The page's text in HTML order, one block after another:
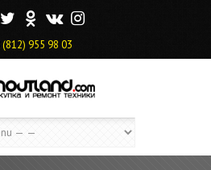
T O V I
(812) 955 98 03